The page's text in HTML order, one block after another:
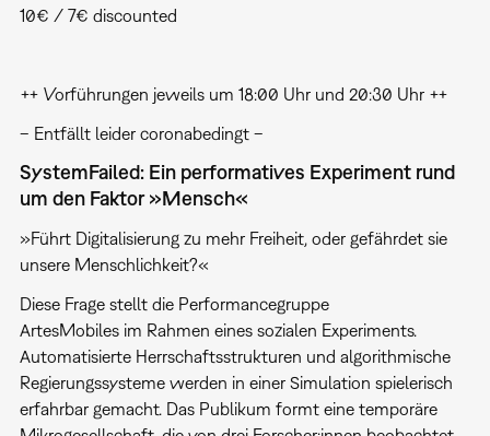
10€ / 7€ discounted
++ Vorführungen jeweils um 18:00 Uhr und 20:30 Uhr ++
– Entfällt leider coronabedingt –
SystemFailed: Ein performatives Experiment rund
um den Faktor »Mensch«
»Führt Digitalisierung zu mehr Freiheit, oder gefährdet sie
unsere Menschlichkeit?«
Diese Frage stellt die Performancegruppe
ArtesMobiles im Rahmen eines sozialen Experiments.
Automatisierte Herrschaftsstrukturen und algorithmische
Regierungssysteme werden in einer Simulation spielerisch
erfahrbar gemacht. Das Publikum formt eine temporäre